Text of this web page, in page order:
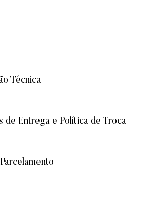
Técnica
de Entrega e Política de Troca